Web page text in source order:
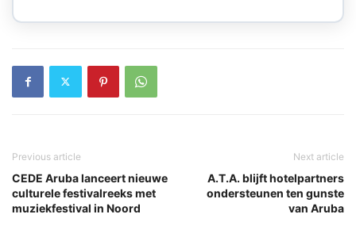
Previous article
CEDE Aruba lanceert nieuwe
culturele festivalreeks met
muziekfestival in Noord
Next article
A.T.A. blijft hotelpartners
ondersteunen ten gunste
van Aruba